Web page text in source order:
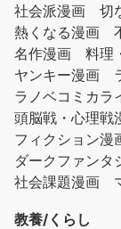
社会派漫画
切
熱くなる漫画
名作漫画
料理
ヤンキー漫画
ラノベコミカラ
頭脳戦・心理戦
フィクション漫
ダークファンタ
社会課題漫画
教養/くらし